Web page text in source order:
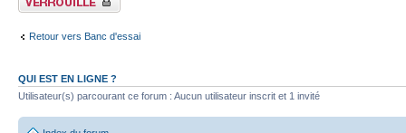
Retour vers Banc d'essai
QUI EST EN LIGNE ?
Utilisateur(s) parcourant ce forum : Aucun utilisateur inscrit et 1 invité